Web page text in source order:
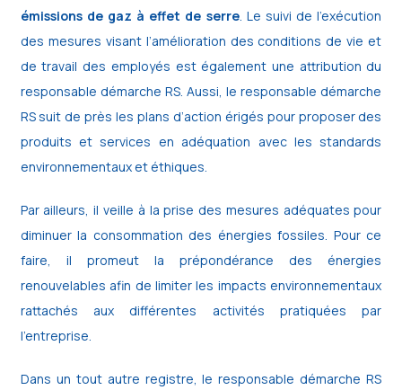
émissions de gaz à effet de serre. Le suivi de l’exécution
des mesures visant l’amélioration des conditions de vie et
de travail des employés est également une attribution du
responsable démarche RS. Aussi, le responsable démarche
RS suit de près les plans d’action érigés pour proposer des
produits et services en adéquation avec les standards
environnementaux et éthiques.
Par ailleurs, il veille à la prise des mesures adéquates pour
diminuer la consommation des énergies fossiles. Pour ce
faire, il promeut la prépondérance des énergies
renouvelables afin de limiter les impacts environnementaux
rattachés aux différentes activités pratiquées par
l’entreprise.
Dans un tout autre registre, le responsable démarche RS